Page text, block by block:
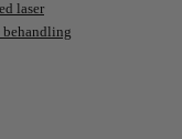
laser